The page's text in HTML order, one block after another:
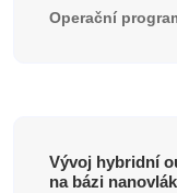
Operační
Vývoj hybridní
na bázi